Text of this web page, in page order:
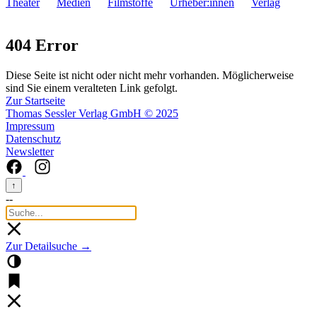
Theater Medien Filmstoffe Urheber:innen Verlag
404 Error
Diese Seite ist nicht oder nicht mehr vorhanden. Möglicherweise
sind Sie einem veralteten Link gefolgt.
Zur Startseite
Thomas Sessler Verlag GmbH © 2025
Impressum
Datenschutz
Newsletter
↑
--
Zur Detailsuche →